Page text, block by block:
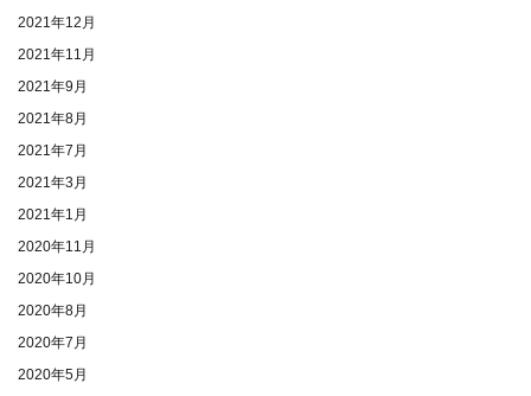
2021年12月
2021年11月
2021年9月
2021年8月
2021年7月
2021年3月
2021年1月
2020年11月
2020年10月
2020年8月
2020年7月
2020年5月